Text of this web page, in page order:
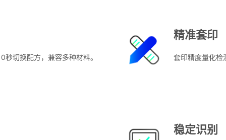
切换配方，兼容多种材料。
精准套印
套印精度量化检
稳定识别